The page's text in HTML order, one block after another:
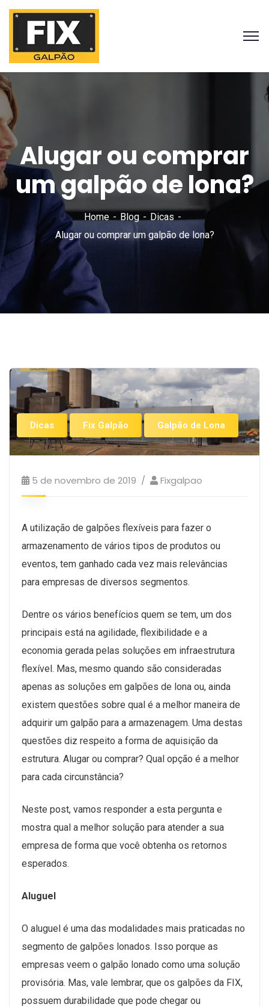
Alugar ou comprar
um galpão de lona?
Home Blog
Dicas
Alugar ou comprar um galpão de lona?
Dicas Fix Galpão Galpão de Lona
5 de novembro de 2019 Fixgalpao
A utilização de galpões flexíveis para fazer o
armazenamento de vários tipos de produtos ou
eventos, tem ganhado cada vez mais relevâncias
para empresas de diversos segmentos.
Dentre os vários benefícios quem se tem, um dos
principais está na agilidade, flexibilidade e a
economia gerada pelas soluções em infraestrutura
flexível. Mas, mesmo quando são consideradas
apenas as soluções em galpões de lona ou, ainda
existem questões sobre qual é a melhor maneira de
adquirir um galpão para a armazenagem. Uma destas
questões diz respeito a forma de aquisição da
estrutura. Alugar ou comprar? Qual opção é a melhor
para cada circunstância?
Neste post, vamos responder a esta pergunta e
mostra qual a melhor solução para atender a sua
empresa de forma que você obtenha os retornos
esperados.
Aluguel
O aluguel é uma das modalidades mais praticadas no
segmento de galpões lonados. Isso porque as
empresas veem o galpão lonado como uma solução
provisória. Mas, vale lembrar, que os galpões da FIX,
possuem durabilidade que pode chegar ou